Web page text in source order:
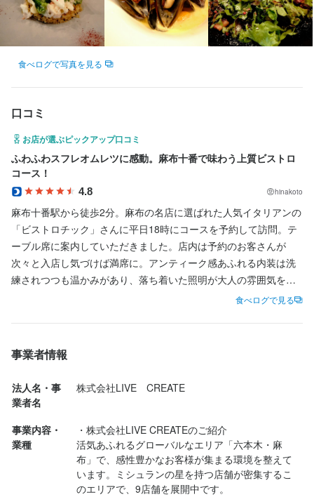
チャンスがあります！
・ 自由な接客スタイルで表現できます。
・ 社員の割合が高く、安定して休日を取得できます。
す。
・当社で働く魅力③「飲食業界の常識を覆す優れた待遇」
お客様を想ったサービスを提供することで、最終的に必ずあなた
に「成果」として返ってきます。
その信念を持ち、愚直に「顧客サービス」を追求する仲間が多く
います。
・当社で働く魅力④「感動を分かち合える仲間がいる」
スタッフが高いモチベーションを持たなければ、充実したサービ
スを提供することはできません。
そのため、当社では充実した「休暇制度」を整えています。
・ お盆の3日間の休み
・ 海外旅行
など、多くの休暇があります。
心身ともにリフレッシュできる環境を整え、活気ある職場を作り
上げています！
食べログで写真を見る
口コミ
お店が選ぶピックアップ口コミ
ふわふわスフレオムレツに感動。麻布十番で味わう上質ビストロ
コース！
4.8 hinakoto
麻布十番駅から徒歩2分。麻布の名店に選ばれた人気イタリアンの
「ビストロチック」さんに平日18時にコースを予約して訪問。テ
ーブル席に案内していただきました。店内は予約のお客さんが
次々と入店し気づけば満席に。アンティーク感あふれる内装は洗
練されつつも温かみがあり、落ち着いた照明が大人の雰囲気を演
出。居心地の良い空間で、夜の食事への期待がふくらみます。
しい夜の始まりにぴったり。
コースは7種類の前菜盛り合わせからスタート。トリュフの香りが
豊かに広がるフライドポテト、フレッシュなサラダなど、どれも
丁寧に作られた品々でバランスが良い構成。
続いて登場したのは名物の“ふわふわスフレオムレツ”。ポルチーニ
のクリームソースがたっぷり、香り高く、口に入れるとふんわり
ほどける食感が印象的。名前の通り本当にふわふわで絶品。
食べログで見る
事業者情報
法人名・事
業者名
株式会社LIVE　CREATE
事業内容・
業種
・株式会社LIVE CREATEのご紹介
活気あふれるグローバルなエリア「六本木・麻
布」で、感性豊かなお客様が集まる環境を整えて
います。ミシュランの星を持つ店舗が密集するこ
のエリアで、9店舗を展開中です。
この仕事のおすすめポイント
【LIVE CREATEが目指すのは、“最強の飲食人”の育成】
んな環境だからこそ、他では得られない刺激的な経験を積むこと
が可能です。
大切にしています。売上やコストなど、店舗経営に関わる数値は
すべてオープンに共有。だからこそ、メニューの考案や原価管
理、数字を意識した店舗運営に取り組むことができ、実際に独立
したスタッフも多数います。
街の魅力を感じながら働けるユニークな福利厚生制度も、社員か
ら高い支持を得ています。
■働く魅力5選
【アイデアが活きる！メニューづくりへの挑戦】
年に4回の新メニュー入れ替え時期には、社内で試作発表会を実
素材選びからコスト計算、仕入れ先選定、現場でのオペレーショ
ンまで、自分の提案が形になるやりがいを味わえます。
【努力が報われる報酬制度】
売上が伸びれば毎月のインセンティブとして還元。店長として100
万円以上の賞与を得た社員も。未経験から半年で店長へ昇格する
など、スピード感のある評価制度です。
【しっかり休める勤務体制】
月8日の休日に加えて、夏季・年末年始・お盆休暇なども完備。
スタッフ同士の連携が良いため、無理なくシフトを調整でき、プ
見を出し合い。
作り上げます。つまり貴方のアイデアを試すチャンスが常に存在
ワインにもこだわり。クラシックから自然派まで取り揃え。
スタッフ皆でテイスティングして、お客様に提供してます！
サービスが好き！料理が好き！独立したい！という方には
ぴったりの職場ですよ！
＝＝＝＝＝＝＝＝＝＝＝＝＝＝＝＝＝＝＝＝＝＝＝＝＝＝＝＝＝
＝
【運営会社：『株式会社LIVE CREATE』】
同じ会社出身の仲間で創業し、現在、六本木～麻布エリアに9店舗
を運営。
社名には、生命を吹き込む“ものづくり”とイキイキした“人材の育
成”をテーマに、お客様・パートナー企業・従業員・地域社会全体
に“活力”を提供したいという想いを込めています。
当社はこれからも、クリエイティブな料理・空間・サービスを提
す。
＜0.1％の想い＞
『株式会社LIVE CREATE』の全社員・全役員は毎年、年間給与額
の0.1％を、支援を必要とされる方へ寄付しています。
0.1％という小さな小さな力ですが、だからこそ周りが動いてくれ
る、そしてやがて大きな力になると信じています。
■運営店舗一覧■
この仕事のおすすめポイント
【LIVE CREATEが目指すのは、“最強の飲食人”の育成】
私たちが展開する店舗は、活気あふれる街に立地しています。そ
が可能です。
LIVE CREATEでは、スタッフ全員が「経営者視点」を持つことを
大切にしています。売上やコストなど、店舗経営に関わる数値は
すべてオープンに共有。だからこそ、メニューの考案や原価管
理、数字を意識した店舗運営に取り組むことができ、実際に独立
したスタッフも多数います。
街の魅力を感じながら働けるユニークな福利厚生制度も、社員か
ら高い支持を得ています。
■働く魅力5選
【アイデアが活きる！メニューづくりへの挑戦】
年に4回の新メニュー入れ替え時期には、社内で試作発表会を実
施。
ンまで、自分の提案が形になるやりがいを味わえます。
【努力が報われる報酬制度】
成果はしっかり給与に反映される仕組み。
売上が伸びれば毎月のインセンティブとして還元。店長として100
万円以上の賞与を得た社員も。未経験から半年で店長へ昇格する
など、スピード感のある評価制度です。
【しっかり休める勤務体制】
見を出し合い。
作り上げます。つまり貴方のアイデアを試すチャンスが常に存在
スタッフ皆でテイスティングして、お客様に提供してます！
ぴったりの職場ですよ！
＝＝＝＝＝＝＝＝＝＝＝＝＝＝＝＝＝＝＝＝＝＝＝＝＝＝＝＝＝
＝
【運営会社：『株式会社LIVE CREATE』】
同じ会社出身の仲間で創業し、現在、六本木～麻布エリアに9店舗
を運営。
社名には、生命を吹き込む“ものづくり”とイキイキした“人材の育
成”をテーマに、お客様・パートナー企業・従業員・地域社会全体
当社はこれからも、クリエイティブな料理・空間・サービスを提
す。
＜0.1％の想い＞
『株式会社LIVE CREATE』の全社員・全役員は毎年、年間給与額
の0.1％を、支援を必要とされる方へ寄付しています。
0.1％という小さな小さな力ですが、だからこそ周りが動いてくれ
る、そしてやがて大きな力になると信じています。
■運営店舗一覧■
この仕事のおすすめポイント
【LIVE CREATEが目指すのは、“最強の飲食人”の育成】
私たちが展開する店舗は、活気あふれる街に立地しています。そ
が可能です。
LIVE CREATEでは、スタッフ全員が「経営者視点」を持つことを
大切にしています。売上やコストなど、店舗経営に関わる数値は
すべてオープンに共有。だからこそ、メニューの考案や原価管
理、数字を意識した店舗運営に取り組むことができ、実際に独立
街の魅力を感じながら働けるユニークな福利厚生制度も、社員か
ら高い支持を得ています。
■働く魅力5選
【アイデアが活きる！メニューづくりへの挑戦】
年に4回の新メニュー入れ替え時期には、社内で試作発表会を実
施。
ンまで、自分の提案が形になるやりがいを味わえます。
【努力が報われる報酬制度】
成果はしっかり給与に反映される仕組み。
万円以上の賞与を得た社員も。未経験から半年で店長へ昇格する
など、スピード感のある評価制度です。
【しっかり休める勤務体制】
この仕事のおすすめポイント
私たちが展開する店舗は、活気あふれる街に立地しています。そ
んな環境だからこそ、他では得られない刺激的な経験を積むこと
LIVE CREATEでは、スタッフ全員が「経営者視点」を持つことを
大切にしています。売上やコストなど、店舗経営に関わる数値は
すべてオープンに共有。だからこそ、メニューの考案や原価管
理、数字を意識した店舗運営に取り組むことができ、実際に独立
したスタッフも多数います。
街の魅力を感じながら働けるユニークな福利厚生制度も、社員か
ら高い支持を得ています。
■働く魅力5選
施。
ンまで、自分の提案が形になるやりがいを味わえます。
【努力が報われる報酬制度】
成果はしっかり給与に反映される仕組み。
売上が伸びれば毎月のインセンティブとして還元。店長として100
万円以上の賞与を得た社員も。未経験から半年で店長へ昇格する
など、スピード感のある評価制度です。
【しっかり休める勤務体制】
まずはできることからスタートし、少しずつ業務に慣れていって
ください。
不安なことや分からないことがあれば、何でも気軽に相談できる
環境です。
この仕事のおすすめポイント
【LIVE CREATEが目指すのは、“最強の飲食人”の育成】
私たちが展開する店舗は、活気あふれる街に立地しています。そ
んな環境だからこそ、他では得られない刺激的な経験を積むこと
が可能です。
大切にしています。売上やコストなど、店舗経営に関わる数値は
すべてオープンに共有。だからこそ、メニューの考案や原価管
理、数字を意識した店舗運営に取り組むことができ、実際に独立
したスタッフも多数います。
街の魅力を感じながら働けるユニークな福利厚生制度も、社員か
【アイデアが活きる！メニューづくりへの挑戦】
施。
素材選びからコスト計算、仕入れ先選定、現場でのオペレーショ
【努力が報われる報酬制度】
成果はしっかり給与に反映される仕組み。
売上が伸びれば毎月のインセンティブとして還元。店長として100